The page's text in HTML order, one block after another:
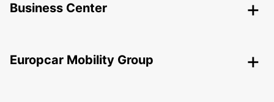
Business Center
Europcar Mobility Group